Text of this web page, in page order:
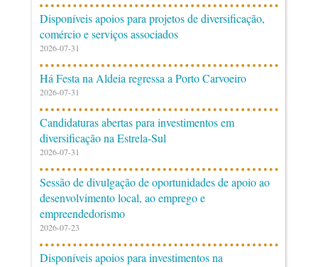
Disponíveis apoios para projetos de diversificação,
comércio e serviços associados
2026-07-31
Há Festa na Aldeia regressa a Porto Carvoeiro
2026-07-31
Candidaturas abertas para investimentos em
diversificação na Estrela-Sul
2026-07-31
Sessão de divulgação de oportunidades de apoio ao
desenvolvimento local, ao emprego e
empreendedorismo
2026-07-23
Disponíveis apoios para investimentos na